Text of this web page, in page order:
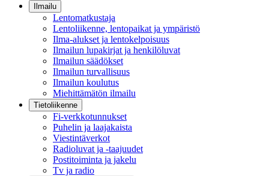
Ilmailu
Lentomatkustaja
Lentoliikenne, lentopaikat ja ympäristö
Ilma-alukset ja lentokelpoisuus
Ilmailun lupakirjat ja henkilöluvat
Ilmailun säädökset
Ilmailun turvallisuus
Ilmailun koulutus
Miehittämätön ilmailu
Tietoliikenne
Fi-verkkotunnukset
Puhelin ja laajakaista
Viestintäverkot
Radioluvat ja -taajuudet
Postitoiminta ja jakelu
Tv ja radio